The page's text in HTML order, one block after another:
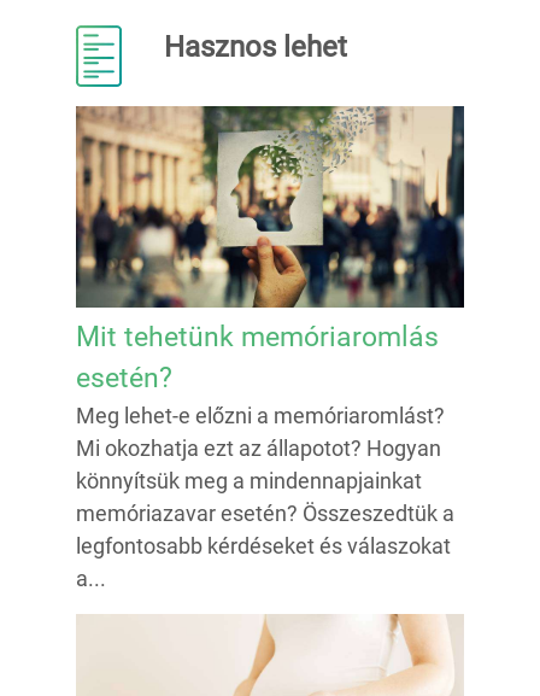
Hasznos lehet
Mit tehetünk memóriaromlás
esetén?
Meg lehet-e előzni a memóriaromlást?
Mi okozhatja ezt az állapotot? Hogyan
könnyítsük meg a mindennapjainkat
memóriazavar esetén? Összeszedtük a
legfontosabb kérdéseket és válaszokat
a...